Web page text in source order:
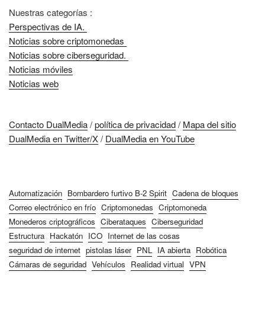
Nuestras categorías :
Perspectivas de IA.
Noticias sobre criptomonedas
Noticias sobre ciberseguridad.
Noticias móviles
Noticias web
Contacto DualMedia/política de privacidad/ Mapa del sitio
DualMedia en Twitter/X/ DualMedia en YouTube
Automatización Bombardero furtivo B-2 Spirit Cadena de bloques
Correo electrónico en frío Criptomonedas Criptomoneda
Monederos criptográficos Ciberataques Ciberseguridad
Estructura Hackatón ICO Internet de las cosas
seguridad de internet pistolas láser PNL IA abierta Robótica
Cámaras de seguridad Vehículos Realidad virtual VPN